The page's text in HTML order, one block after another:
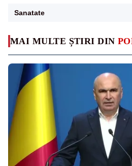
MAI MULTE ȘTIRI DIN
Sanatate